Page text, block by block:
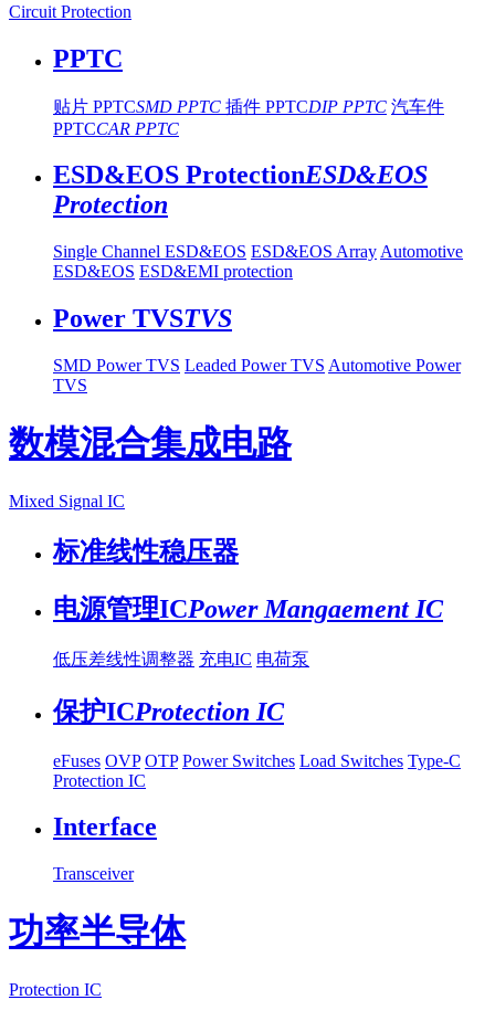
Circuit Protection
PPTC
贴片 PPTCSMD PPTC 插件 PPTCDIP PPTC 汽车件
PPTCCAR PPTC
ESD&EOS ProtectionESD&EOS
Protection
Single Channel ESD&EOS ESD&EOS Array Automotive
ESD&EOS ESD&EMI protection
Power TVSTVS
SMD Power TVS Leaded Power TVS Automotive Power
TVS
数模混合集成电路
Mixed Signal IC
标准线性稳压器
电源管理ICPower Mangaement IC
低压差线性调整器 充电IC 电荷泵
保护ICProtection IC
eFuses OVP OTP Power Switches Load Switches Type-C
Protection IC
Interface
Transceiver
功率半导体
Protection IC